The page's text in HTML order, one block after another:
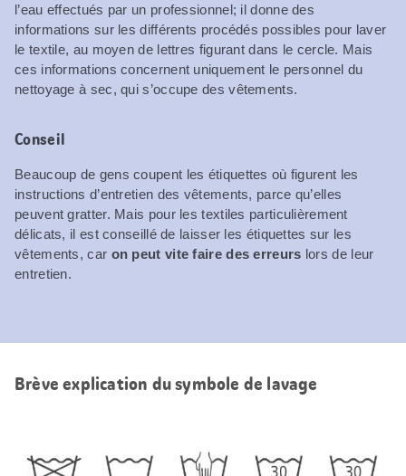
l’eau effectués par un professionnel; il donne des
informations sur les différents procédés possibles pour laver
le textile, au moyen de lettres figurant dans le cercle. Mais
ces informations concernent uniquement le personnel du
nettoyage à sec, qui s’occupe des vêtements.
Conseil
Beaucoup de gens coupent les étiquettes où figurent les
instructions d’entretien des vêtements, parce qu’elles
peuvent gratter. Mais pour les textiles particulièrement
délicats, il est conseillé de laisser les étiquettes sur les
vêtements, car on peut vite faire des erreurs lors de leur
entretien.
Brève explication du symbole de lavage